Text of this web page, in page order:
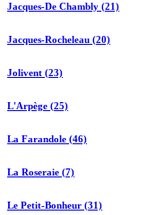
Jacques-De Chambly (21)
Jacques-Rocheleau (20)
Jolivent (23)
L'Arpège (25)
La Farandole (46)
La Roseraie (7)
Le Petit-Bonheur (31)